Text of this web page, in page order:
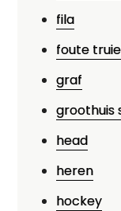
fila
foute
graf
groothuis
head
heren
hockey